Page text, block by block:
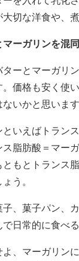
大切な洋食や、
ーガリンを混
ターとマーガリ
。価格も安く使
いかと思います
といえばトラン
ス脂肪酸＝マー
ともとトランス
う。
子、菓子パン、
で日常的に食べ
よ、マーガリン